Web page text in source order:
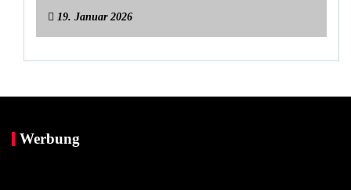
19. Januar 2026
Werbung